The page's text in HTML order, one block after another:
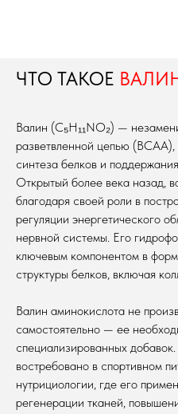
ЧТО ТАКОЕ
Валин (C₅H₁₁NO₂) —
разветвленной цепью (BCAA),
синтеза белков и
Открытый более века назад,
благодаря своей роли в
регуляции энергетического
нервной системы. Его
ключевым компонентом в
структуры белков, включая
Валин аминокислота не
самостоятельно — ее
специализированных
востребовано в спортивном
нутрициологии, где его
регенерации тканей,